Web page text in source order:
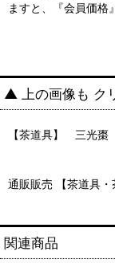
ますと、『会員価
▲ 上の画像も ク
【茶道具】 三
通販販売 【茶道具
関連商品